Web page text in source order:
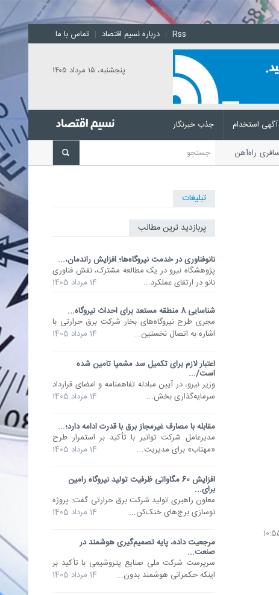
تماس با ما | درباره نسیم اقتصاد | Rss
پنجشنبه، ۱۵ مرداد ۱۴۰۵
جذب خبرنگار آگهی استخدام
مسافری راه‌آهن جمهوری اسلامی ایران
تبلیغات
پربازدید ترین مطالب
نانوفناوری در خدمت نیروگاه‌ها؛ افزایش راندمان،...
پژوهشگاه نیرو در یک مطالعه مشترک، نقش فناوری
نانو در ارتقای عملکرد...
14 مرداد 1405
شناسایی 8 منطقه مستعد برای احداث نیروگاه...
مجری طرح نیروگاه‌های بخار شرکت برق حرارتی با
اشاره به اتصال نخستین...
14 مرداد 1405
اعتبار لازم برای تکمیل سد مشمپا تامین شده
است/...
وزیر نیرو، در آیین مبادله تفاهمنامه و امضای قرارداد
سرمایه‌گذاری بخش...
14 مرداد 1405
مقابله با مصارف غیرمجاز برق با قدرت ادامه دارد؛...
مدیرعامل شرکت توانیر با تأکید بر استمرار طرح
«مهتاب» برای مدیریت...
14 مرداد 1405
افزایش 60 مگاواتی ظرفیت تولید نیروگاه رامین
برای...
معاون راهبری تولید شرکت برق حرارتی گفت: پروژه
نوسازی برج‌های خنک‌کن...
14 مرداد 1405
مرجعیت داده، پایه تصمیم‌گیری‌ هوشمند در
صنعت...
سرپرست شرکت ملی صنایع پتروشیمی با تأکید بر
اینکه حکمرانی هوشمند بدون...
14 مرداد 1405